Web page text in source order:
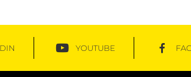
YOUTUBE